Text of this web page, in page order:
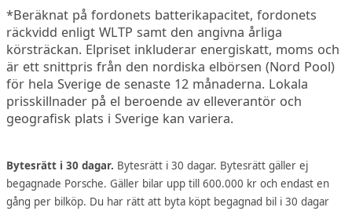
*Beräknat på fordonets batterikapacitet, fordonets
räckvidd enligt WLTP samt den angivna årliga
körsträckan. Elpriset inkluderar energiskatt, moms och
är ett snittpris från den nordiska elbörsen (Nord Pool)
för hela Sverige de senaste 12 månaderna. Lokala
prisskillnader på el beroende av elleverantör och
geografisk plats i Sverige kan variera.
Bytesrätt i 30 dagar. Bytesrätt i 30 dagar. Bytesrätt gäller ej
begagnade Porsche. Gäller bilar upp till 600.000 kr och endast en
gång per bilköp. Du har rätt att byta köpt begagnad bil i 30 dagar